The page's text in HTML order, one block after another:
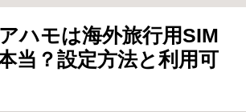
ハモは海外旅行用SIM
当？設定方法と利用可